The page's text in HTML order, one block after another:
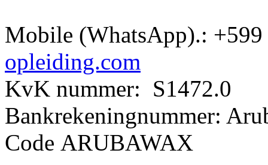
Mobile (WhatsApp).:
opleiding.com
KvK nummer: S1472.0
Bankrekeningnummer:
Code ARUBAWAX